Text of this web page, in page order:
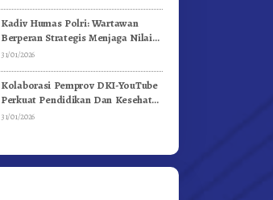
Kadiv Humas Polri: Wartawan
Berperan Strategis Menjaga Nilai
Kebangsaan, Demokrasi, dan NKRI
31/01/2026
Kolaborasi Pemprov DKI-YouTube
Perkuat Pendidikan Dan Kesehatan
Mental
31/01/2026